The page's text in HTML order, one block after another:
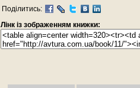
Поділитись:
Лінк із зображенням книжки: